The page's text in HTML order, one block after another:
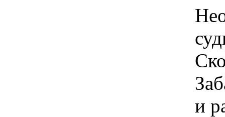
Неожиданно
судьба меня
Скорлупа
Забавник
и